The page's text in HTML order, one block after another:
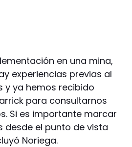
en una mina,
experiencias previas al
y ya hemos recibido
para consultarnos
Si es importante marcar
desde el punto de vista
Noriega.